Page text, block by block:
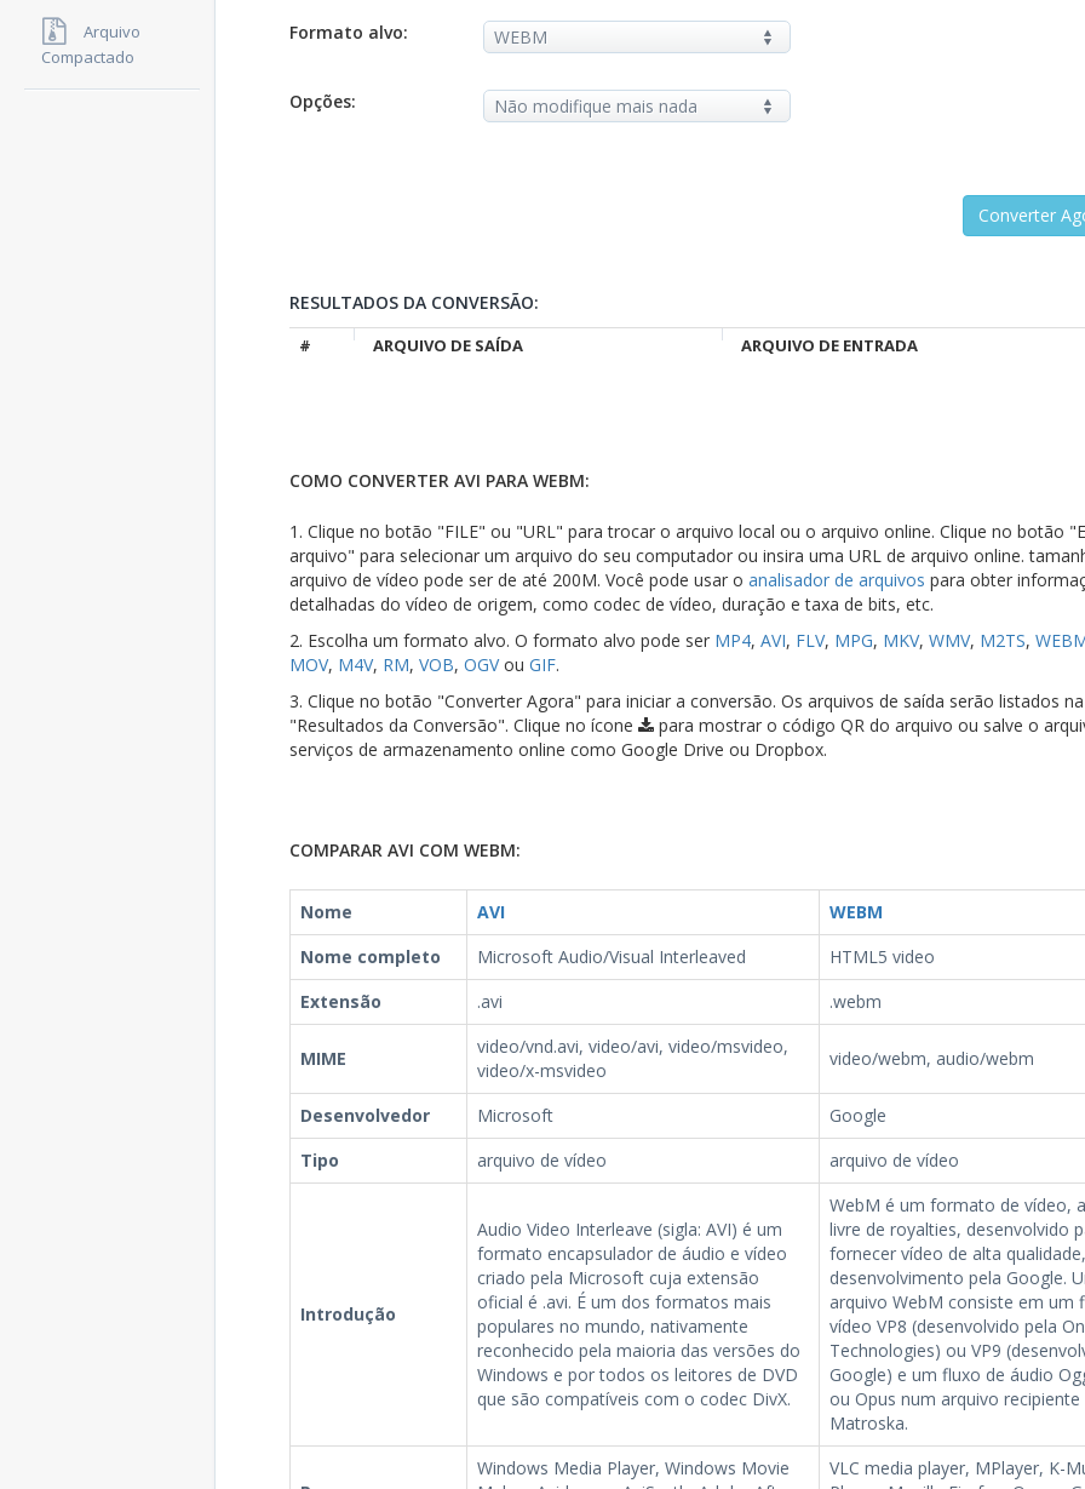
Arquivo
Compactado
Formato alvo:
Opções:
RESULTADOS DA CONVERSÃO:
# ARQUIVO DE SAÍDA ARQUIVO DE ENTRADA
COMO CONVERTER AVI PARA WEBM:
1. Clique no botão "FILE" ou "URL" para trocar o arquivo local ou o arquivo online. Clique no botão
arquivo" para selecionar um arquivo do seu computador ou insira uma URL de arquivo online.
arquivo de vídeo pode ser de até 200M. Você pode usar o analisador de arquivos para obter
detalhadas do vídeo de origem, como codec de vídeo, duração e taxa de bits, etc.
2. Escolha um formato alvo. O formato alvo pode ser MP4, AVI, FLV, MPG, MKV, WMV, M2TS,
MOV, M4V, RM, VOB, OGVou GIF.
3. Clique no botão "Converter Agora" para iniciar a conversão. Os arquivos de saída serão listados
"Resultados da Conversão". Clique no ícone
para mostrar o código QR do arquivo ou salve o
serviços de armazenamento online como Google Drive ou Dropbox.
COMPARAR AVI COM WEBM:
Nome AVI
WEBM
Nome completo
Microsoft Audio/Visual Interleaved
HTML5 video
Extensão
.avi .webm
MIME
video/vnd.avi, video/avi, video/msvideo,
video/x-msvideo
video/webm, audio/webm
Desenvolvedor Microsoft
Google
Tipo
arquivo de vídeo arquivo de vídeo
Introdução
Audio Video Interleave (sigla: AVI) é um
formato encapsulador de áudio e vídeo
criado pela Microsoft cuja extensão
oficial é .avi. É um dos formatos mais
populares no mundo, nativamente
reconhecido pela maioria das versões do
Windows e por todos os leitores de DVD
que são compatíveis com o codec DivX.
WebM é um formato de vídeo,
livre de royalties, desenvolvido
fornecer vídeo de alta
desenvolvimento pela Google.
arquivo WebM consiste em um
vídeo VP8 (desenvolvido pela
Technologies) ou VP9
Google) e um fluxo de áudio
ou Opus num arquivo recipiente
Matroska.
Windows Media Player, Windows Movie
VLC media player, MPlayer, K-